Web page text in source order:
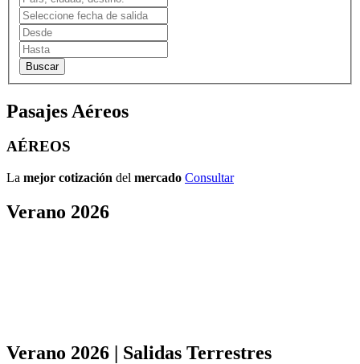
Pasajes Aéreos
AÉREOS
La mejor cotización del mercado Consultar
Verano 2026
Verano 2026 | Salidas Terrestres